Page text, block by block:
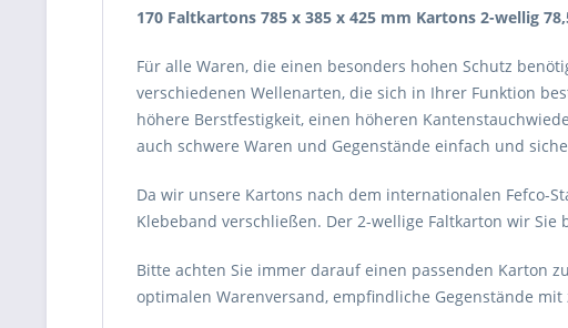
170 Faltkartons 785 x 385 x 425 mm Kartons 2-wellig
Für alle Waren, die einen besonders hohen Schutz
verschiedenen Wellenarten, die sich in Ihrer Funktion
höhere Berstfestigkeit, einen höheren
auch schwere Waren und Gegenstände einfach und
Da wir unsere Kartons nach dem internationalen Fefco-
Klebeband verschließen. Der 2-wellige Faltkarton wir
Bitte achten Sie immer darauf einen passenden Karton
optimalen Warenversand, empfindliche Gegenstände